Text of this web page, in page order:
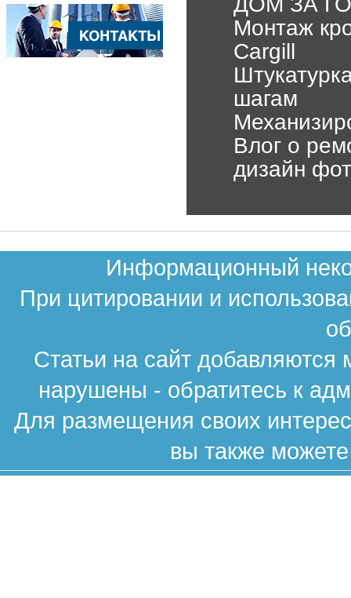
Монтаж
Cargill
шагам
Влог о
дизайн
Информационный
При цитировании и
Статьи на сайт
нарушены - обратитесь к
Для размещения своих
вы также